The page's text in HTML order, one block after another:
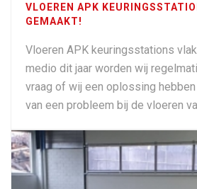
VLOEREN APK
GEMAAKT!
Vloeren APK keuringsstations
medio dit jaar worden wij
vraag of wij een oplossing
van een probleem bij de vloeren